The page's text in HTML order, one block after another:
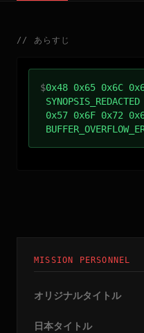
// あらすじ
$0x48 0x65 0x6C
0x57 0x6F 0x72
MISSION PERSONNEL
オリジナルタイトル
日本タイトル